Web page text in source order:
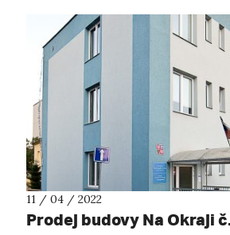
11 / 04 / 2022
Prodej budovy Na Okraji